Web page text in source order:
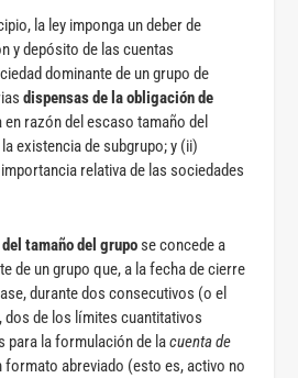
la ley imponga un deber de
y depósito de las cuentas
dominante de un grupo de
dispensas de la obligación de
en razón del escaso tamaño del
existencia de subgrupo; y (ii)
relativa de las sociedades
tamaño del grupose concede a
de un grupo que, a la fecha de cierre
durante dos consecutivos (o el
de los límites cuantitativos
para la formulación de lacuenta de
formato abreviado (esto es, activo no